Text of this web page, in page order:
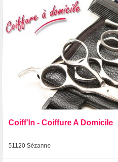
Coiff'In - Coiffure A Domicile
51120 Sézanne